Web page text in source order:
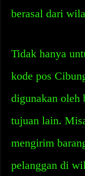
berasal dari
Tidak hanya
kode pos
digunakan oleh
tujuan lain.
mengirim
pelanggan di